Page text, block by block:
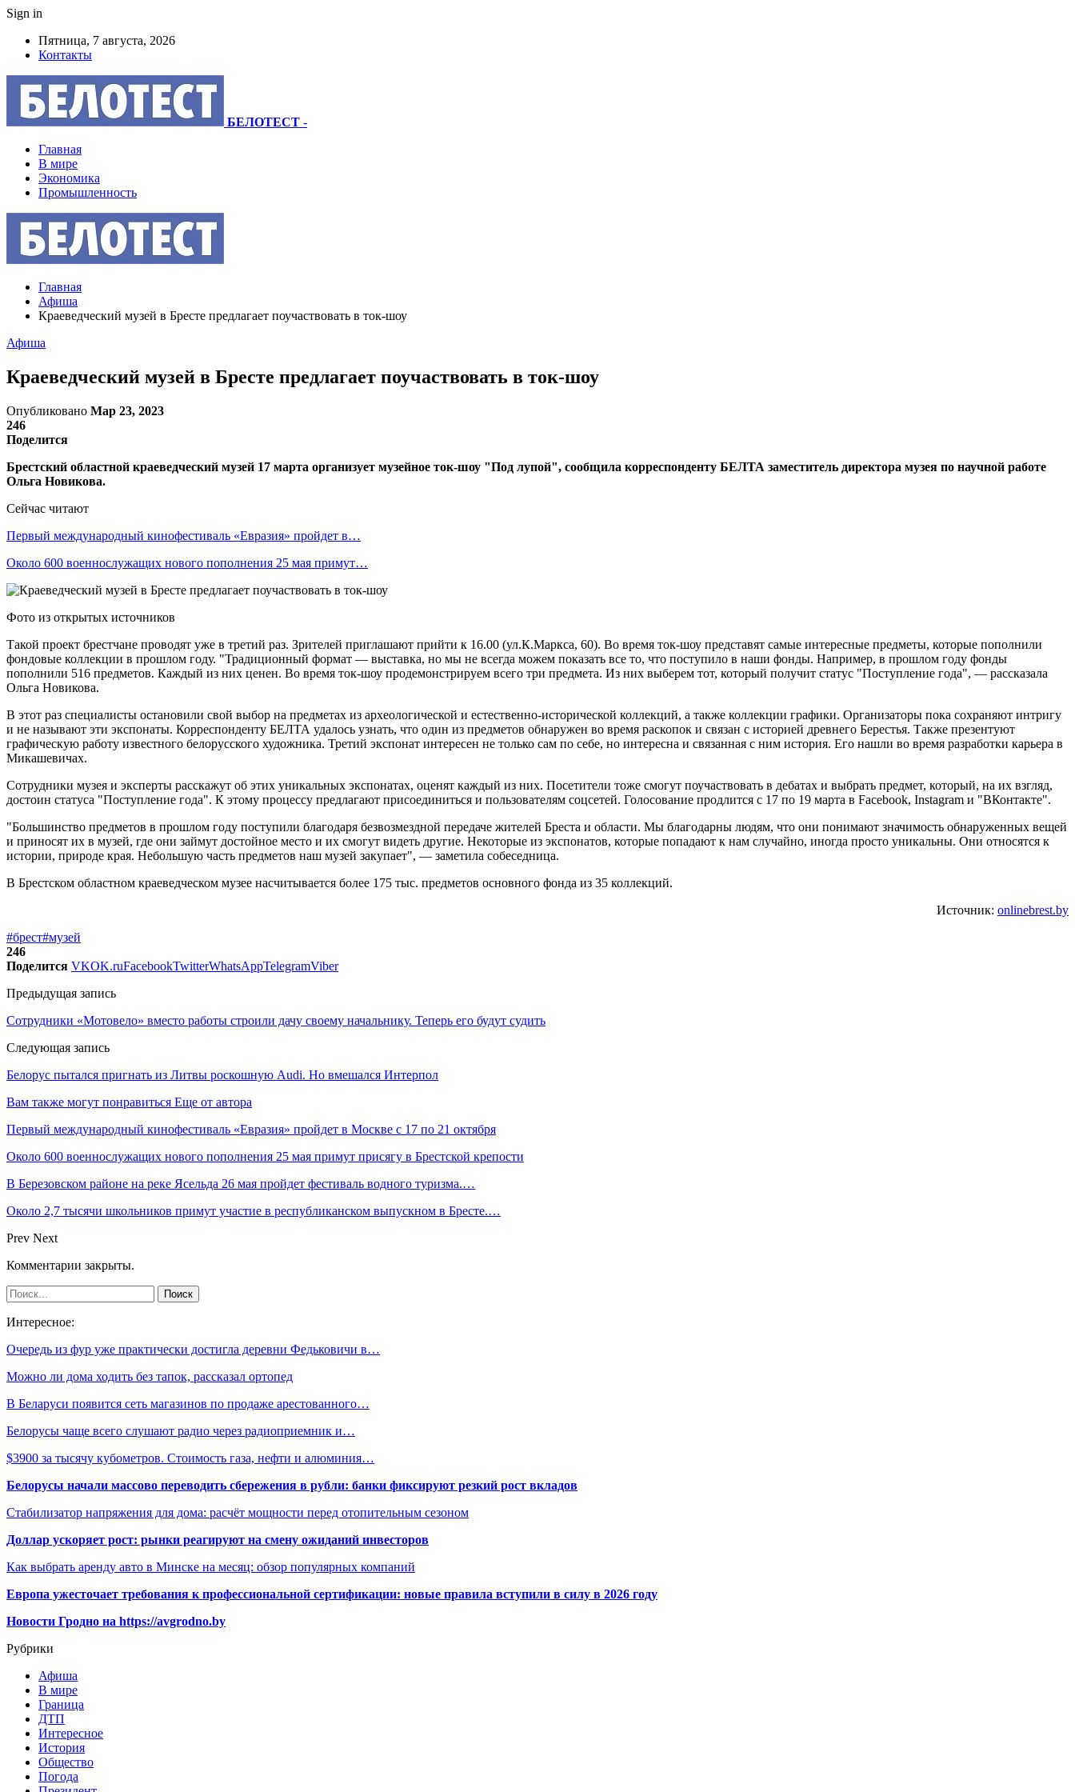
Sign in
Пятница, 7 августа, 2026
Контакты
БЕЛОТЕСТ -
Главная
В мире
Экономика
Промышленность
Главная
Афиша
Краеведческий музей в Бресте предлагает поучаствовать в ток-шоу
Афиша
Краеведческий музей в Бресте предлагает поучаствовать в ток-шоу
Опубликовано Мар 23, 2023
246
Поделится
Брестский областной краеведческий музей 17 марта организует музейное ток-шоу "Под лупой", сообщила корреспонденту БЕЛТА заместитель директора музея по научной работе
Ольга Новикова.
Сейчас читают
Первый международный кинофестиваль «Евразия» пройдет в…
Около 600 военнослужащих нового пополнения 25 мая примут…
Фото из открытых источников
Такой проект брестчане проводят уже в третий раз. Зрителей приглашают прийти к 16.00 (ул.К.Маркса, 60). Во время ток-шоу представят самые интересные предметы, которые пополнили
фондовые коллекции в прошлом году. "Традиционный формат — выставка, но мы не всегда можем показать все то, что поступило в наши фонды. Например, в прошлом году фонды
пополнили 516 предметов. Каждый из них ценен. Во время ток-шоу продемонстрируем всего три предмета. Из них выберем тот, который получит статус "Поступление года", — рассказала
Ольга Новикова.
В этот раз специалисты остановили свой выбор на предметах из археологической и естественно-исторической коллекций, а также коллекции графики. Организаторы пока сохраняют интригу
и не называют эти экспонаты. Корреспонденту БЕЛТА удалось узнать, что один из предметов обнаружен во время раскопок и связан с историей древнего Берестья. Также презентуют
графическую работу известного белорусского художника. Третий экспонат интересен не только сам по себе, но интересна и связанная с ним история. Его нашли во время разработки карьера в
Микашевичах.
Сотрудники музея и эксперты расскажут об этих уникальных экспонатах, оценят каждый из них. Посетители тоже смогут поучаствовать в дебатах и выбрать предмет, который, на их взгляд,
достоин статуса "Поступление года". К этому процессу предлагают присоединиться и пользователям соцсетей. Голосование продлится с 17 по 19 марта в Facebook, Instagram и "ВКонтакте".
"Большинство предметов в прошлом году поступили благодаря безвозмездной передаче жителей Бреста и области. Мы благодарны людям, что они понимают значимость обнаруженных вещей
и приносят их в музей, где они займут достойное место и их смогут видеть другие. Некоторые из экспонатов, которые попадают к нам случайно, иногда просто уникальны. Они относятся к
истории, природе края. Небольшую часть предметов наш музей закупает", — заметила собеседница.
В Брестском областном краеведческом музее насчитывается более 175 тыс. предметов основного фонда из 35 коллекций.
Источник: onlinebrest.by
#брест#музей
246
Поделится VKOK.ruFacebookTwitterWhatsAppTelegramViber
Предыдущая запись
Сотрудники «Мотовело» вместо работы строили дачу своему начальнику. Теперь его будут судить
Следующая запись
Белорус пытался пригнать из Литвы роскошную Audi. Но вмешался Интерпол
Вам также могут понравиться Еще от автора
Первый международный кинофестиваль «Евразия» пройдет в Москве с 17 по 21 октября
Около 600 военнослужащих нового пополнения 25 мая примут присягу в Брестской крепости
В Березовском районе на реке Ясельда 26 мая пройдет фестиваль водного туризма.…
Около 2,7 тысячи школьников примут участие в республиканском выпускном в Бресте.…
Prev Next
Комментарии закрыты.
Интересное:
Очередь из фур уже практически достигла деревни Федьковичи в…
Можно ли дома ходить без тапок, рассказал ортопед
В Беларуси появится сеть магазинов по продаже арестованного…
Белорусы чаще всего слушают радио через радиоприемник и…
$3900 за тысячу кубометров. Стоимость газа, нефти и алюминия…
Белорусы начали массово переводить сбережения в рубли: банки фиксируют резкий рост вкладов
Стабилизатор напряжения для дома: расчёт мощности перед отопительным сезоном
Доллар ускоряет рост: рынки реагируют на смену ожиданий инвесторов
Как выбрать аренду авто в Минске на месяц: обзор популярных компаний
Европа ужесточает требования к профессиональной сертификации: новые правила вступили в силу в 2026 году
Новости Гродно на https://avgrodno.by
Рубрики
Афиша
В мире
Граница
ДТП
Интересное
История
Общество
Погода